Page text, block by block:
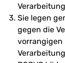
Sie legen
gegen die
vorrangigen